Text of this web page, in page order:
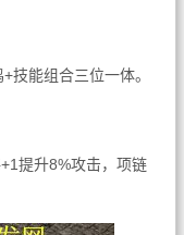
技能组合三位一体。
提升8%攻击，项链